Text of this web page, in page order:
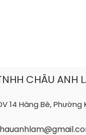
CHÂU ANH
14 Hàng Bè, Phường